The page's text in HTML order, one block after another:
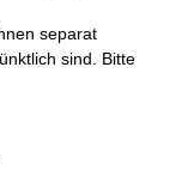
separat
sind. Bitte